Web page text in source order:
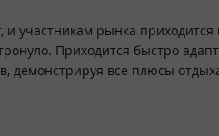
и участникам рынка
Приходится быстро
демонстрируя все плюсы